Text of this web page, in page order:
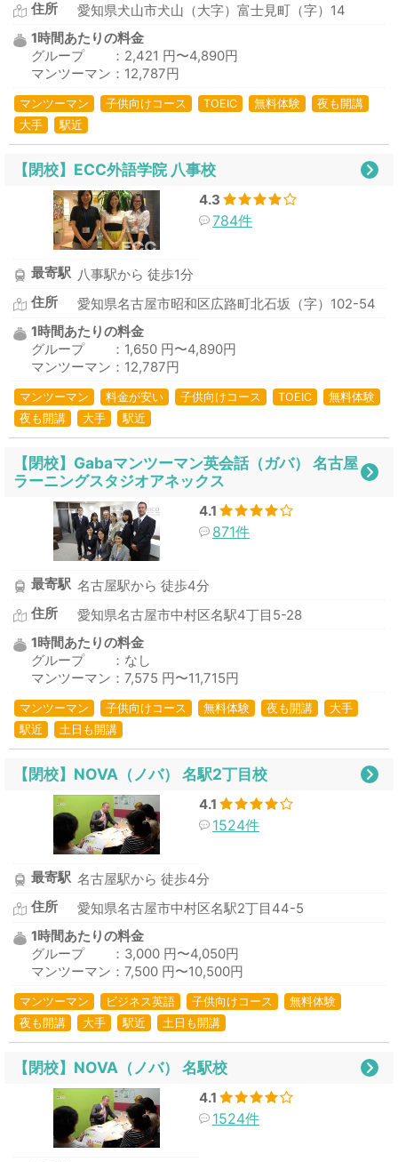
住所
愛知県犬山市犬山（大字）富士見町（字）14
1時間あたりの料金
グループ ：2,421 円〜4,890円
マンツーマン：12,787円
マンツーマン 子供向けコース TOEIC 無料体験
夜も開講
大手
駅近
【閉校】ECC外語学院 八事校
4.3
784件
最寄駅 八事駅から 徒歩1分
住所
愛知県名古屋市昭和区広路町北石坂（字）102-54
1時間あたりの料金
グループ ：1,650 円〜4,890円
マンツーマン：12,787円
マンツーマン 料金が安い 子供向けコース TOEIC
無料体験
夜も開講
大手 駅近
【閉校】Gabaマンツーマン英会話（ガバ） 名古屋
ラーニングスタジオアネックス
4.1
871件
最寄駅 名古屋駅から 徒歩4分
住所
愛知県名古屋市中村区名駅4丁目5-28
1時間あたりの料金
グループ ：なし
マンツーマン：7,575 円〜11,715円
マンツーマン 子供向けコース 無料体験 夜も開講
大手
駅近
土日も開講
【閉校】NOVA（ノバ） 名駅2丁目校
4.1
1524件
最寄駅 名古屋駅から 徒歩4分
住所
愛知県名古屋市中村区名駅2丁目44-5
1時間あたりの料金
グループ ：3,000 円〜4,050円
マンツーマン：7,500 円〜10,500円
マンツーマン ビジネス英語 子供向けコース
無料体験
夜も開講
大手 駅近 土日も開講
【閉校】NOVA（ノバ） 名駅校
4.1
1524件